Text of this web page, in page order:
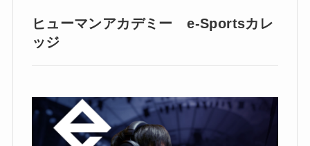
ヒューマンアカデミー e-Sportsカレ
ッジ